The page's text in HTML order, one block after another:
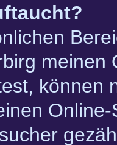
meinen
können